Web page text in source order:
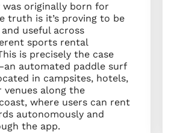
was originally born for
truth is it’s proving to be
useful across
sports rental
is precisely the case
automated paddle surf
in campsites, hotels,
venues along the
where users can rent
autonomously and
the app.